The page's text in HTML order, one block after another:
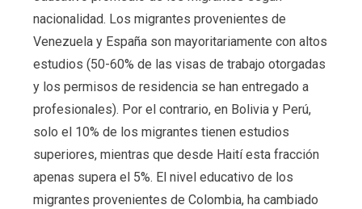
nacionalidad. Los migrantes provenientes de
Venezuela y España son mayoritariamente con altos
estudios (50-60% de las visas de trabajo otorgadas
y los permisos de residencia se han entregado a
profesionales). Por el contrario, en Bolivia y Perú,
solo el 10% de los migrantes tienen estudios
superiores, mientras que desde Haití esta fracción
apenas supera el 5%. El nivel educativo de los
migrantes provenientes de Colombia, ha cambiado